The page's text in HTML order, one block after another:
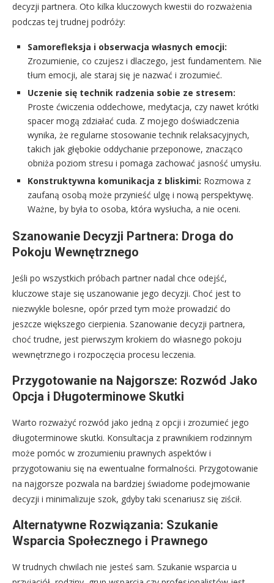
decyzji partnera. Oto kilka kluczowych kwestii do rozważenia
podczas tej trudnej podróży:
Samorefleksja i obserwacja własnych emocji:
Zrozumienie, co czujesz i dlaczego, jest fundamentem. Nie
tłum emocji, ale staraj się je nazwać i zrozumieć.
Uczenie się technik radzenia sobie ze stresem:
Proste ćwiczenia oddechowe, medytacja, czy nawet krótki
spacer mogą zdziałać cuda. Z mojego doświadczenia
wynika, że regularne stosowanie technik relaksacyjnych,
takich jak głębokie oddychanie przeponowe, znacząco
obniża poziom stresu i pomaga zachować jasność umysłu.
Konstruktywna komunikacja z bliskimi: Rozmowa z
zaufaną osobą może przynieść ulgę i nową perspektywę.
Ważne, by była to osoba, która wysłucha, a nie oceni.
Szanowanie Decyzji Partnera: Droga do
Pokoju Wewnętrznego
Jeśli po wszystkich próbach partner nadal chce odejść,
kluczowe staje się uszanowanie jego decyzji. Choć jest to
niezwykle bolesne, opór przed tym może prowadzić do
jeszcze większego cierpienia. Szanowanie decyzji partnera,
choć trudne, jest pierwszym krokiem do własnego pokoju
wewnętrznego i rozpoczęcia procesu leczenia.
Przygotowanie na Najgorsze: Rozwód Jako
Opcja i Długoterminowe Skutki
Warto rozważyć rozwód jako jedną z opcji i zrozumieć jego
długoterminowe skutki. Konsultacja z prawnikiem rodzinnym
może pomóc w zrozumieniu prawnych aspektów i
przygotowaniu się na ewentualne formalności. Przygotowanie
na najgorsze pozwala na bardziej świadome podejmowanie
decyzji i minimalizuje szok, gdyby taki scenariusz się ziścił.
Alternatywne Rozwiązania: Szukanie
Wsparcia Społecznego i Prawnego
W trudnych chwilach nie jesteś sam. Szukanie wsparcia u